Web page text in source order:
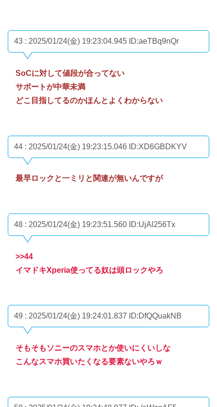
43 : 2025/01/24(金) 19:23:04.945 ID:aeTBq9nQr
SoCに対して値段が合ってない
サポートが中華未満
どこ目指してるのかほんとよくわからない
44 : 2025/01/24(金) 19:23:15.046 ID:XD6GBDKYV
最早ロックと一ミリと関連が無いんですが
48 : 2025/01/24(金) 19:23:51.560 ID:UjAl256Tx
>>44
イマドキXperia使ってる奴は頭ロックやろ
49 : 2025/01/24(金) 19:24:01.837 ID:DfQQuakNB
そもそもソニーのスマホとか使いにくいしな
こんなスマホ買いたくなる要素ないやろｗ